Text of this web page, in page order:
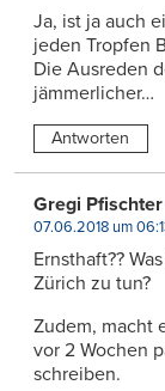
Ja, ist ja auch
jeden Tropfen
Die Ausreden
jämmerlicher…
Antworten
Gregi Pfischter
07.06.2018 um
Ernsthaft??
Zürich zu tun?
Zudem, macht
vor 2 Wochen
schreiben.